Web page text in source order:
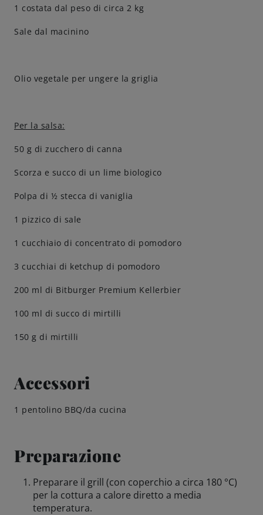
Birrificio
1 costata dal peso di circa 2 kg
Sale dal macinino
Olio vegetale per ungere la griglia
Per la salsa:
50 g di zucchero di canna
Scorza e succo di un lime biologico
Polpa di ½ stecca di vaniglia
1 pizzico di sale
1 cucchiaio di concentrato di pomodoro
3 cucchiai di ketchup di pomodoro
200 ml di Bitburger Premium Kellerbier
100 ml di succo di mirtilli
150 g di mirtilli
Accessori
1 pentolino BBQ/da cucina
Preparazione
Preparare il grill (con coperchio a circa 180 °C)
per la cottura a calore diretto a media
temperatura.